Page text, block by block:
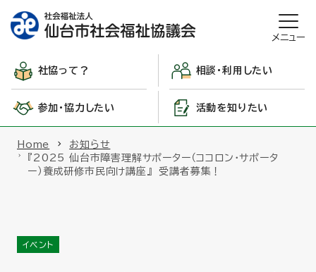
メニュー
社協って？ 相談・利用したい
参加・協力したい 活動を知りたい
Home
お知らせ
『2025 仙台市障害理解サポーター（ココロン・サポータ
ー）養成研修市民向け講座』 受講者募集！
イベント